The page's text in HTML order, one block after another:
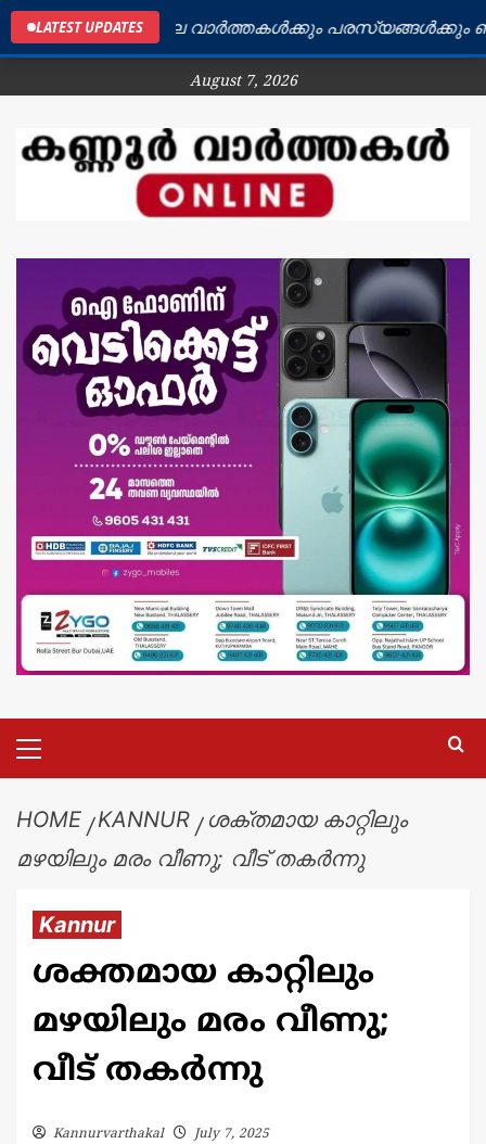
LATEST UPDATES
ജില്ലയിലെ വാർത്തകൾക്കും പരസ്യങ്ങൾക്കും
August 7, 2026
HOME KANNUR
ശക്തമായ കാറ്റിലും
മഴയിലും മരം വീണു; വീട് തകർന്നു
Kannur
ശക്തമായ കാറ്റിലും
മഴയിലും മരം വീണു;
വീട് തകർന്നു
Kannurvarthakal July 7, 2025